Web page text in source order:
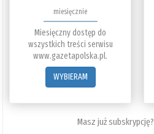
miesięcznie
Miesięczny dostęp do
wszystkich treści serwisu
www.gazetapolska.pl.
WYBIERAM
Masz już subskrypcję?